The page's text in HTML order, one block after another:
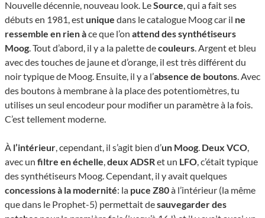
Nouvelle décennie, nouveau look. LeSource, qui a fait ses
débuts en 1981, est unique dans le catalogue Moog car il ne
ressemble en rien àce que l’on attend des synthétiseurs
Moog. Tout d’abord, il y a la palette decouleurs. Argent et bleu
avec des touches de jaune et d’orange, il est très différent du
noir typique de Moog. Ensuite, il y a l’absence de boutons. Avec
des boutons à membrane à la place des potentiomètres, tu
utilises un seul encodeur pour modifier un paramètre à la fois.
C’est tellement moderne.
À l’intérieur, cependant, il s’agit bien d’un Moog. Deux VCO,
avec un filtre en échelle,deux ADSRet un LFO, c’était typique
des synthétiseurs Moog. Cependant, il y avait quelques
concessions à la modernité: la puce Z80à l’intérieur (la même
que dans le Prophet-5) permettait desauvegarder des